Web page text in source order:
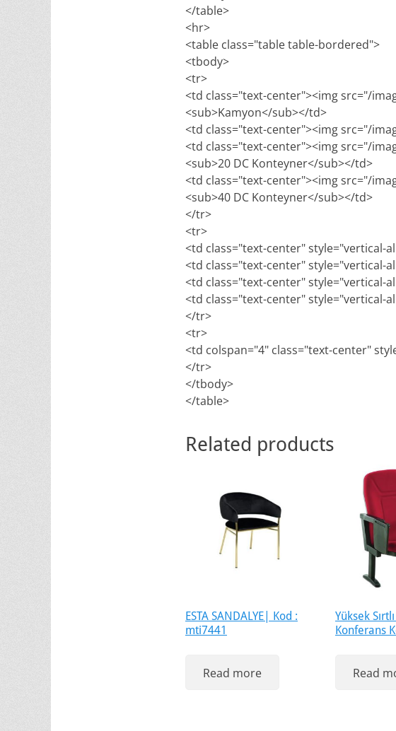
</table>
<hr>
<table class="table table-bordered">
<tbody>
<tr>
<td class="text-center"><img src="/
<sub>Kamyon</sub></td>
<td class="text-center"><img src="/
<td class="text-center"><img src="/
<sub>20 DC Konteyner</sub></td>
<td class="text-center"><img src="/
<sub>40 DC Konteyner</sub></td>
</tr>
<tr>
<td class="text-center" style="vertical-
<td class="text-center" style="vertical-
<td class="text-center" style="vertical-
<td class="text-center" style="vertical-
</tr>
<tr>
<td colspan="4" class="text-center"
</tr>
</tbody>
</table>
Related products
ESTA SANDALYE| Kod :
mti7441
Read more
Yüksek
Konferans
Read